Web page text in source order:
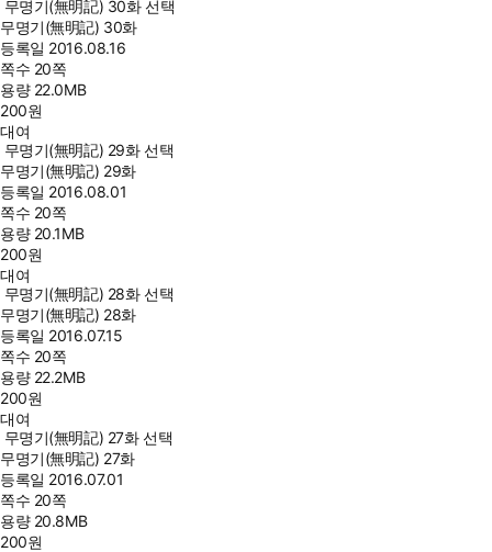
무명기(無明記) 30화 선택
무명기(無明記) 30화
등록일 2016.08.16
쪽수 20쪽
용량 22.0MB
200원
대여
무명기(無明記) 29화 선택
무명기(無明記) 29화
등록일 2016.08.01
쪽수 20쪽
용량 20.1MB
200원
대여
무명기(無明記) 28화 선택
무명기(無明記) 28화
등록일 2016.07.15
쪽수 20쪽
용량 22.2MB
200원
대여
무명기(無明記) 27화 선택
무명기(無明記) 27화
등록일 2016.07.01
쪽수 20쪽
용량 20.8MB
200원